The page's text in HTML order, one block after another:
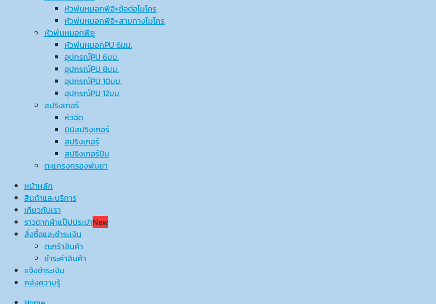
หัวพ่นหมอกพีอี+ข้อต่อไมโคร
หัวพ่นหมอกพีอี+สามทางไมโคร
หัวพ่นหมอกพียู
หัวพ่นหมอกPU 6มม.
อุปกรณ์ฺPU 6มม.
อุปกรณ์ฺPU 8มม.
อุปกรณ์ฺPU 10มม.
อุปกรณ์ฺPU 12มม.
สปริงเกอร์
หัวฉีด
มินิสปริงเกอร์
สปริงเกอร์
สปริงเกอร์ปืน
ตะแกรงกรองพ่นยา
หน้าหลัก
สินค้าและบริการ
เกี่ยวกับเรา
ราวตากผ้าแป๊ปประปาNew
สั่งซื้อและชำระเงิน
ตะกร้าสินค้า
ชำระค่าสินค้า
แจ้งชำระเงิน
คลังความรู้